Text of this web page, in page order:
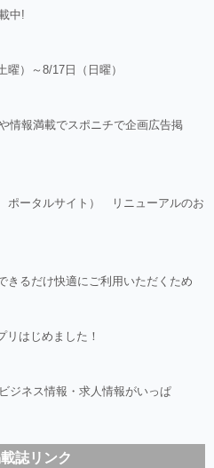
中!
）～8/17日（日曜）
情報満載でスポニチで企画広告掲
ポータルサイト） リニューアルのお
きるだけ快適にご利用いただくため
はじめました！
ジネス情報・求人情報がいっぱ
誌リンク